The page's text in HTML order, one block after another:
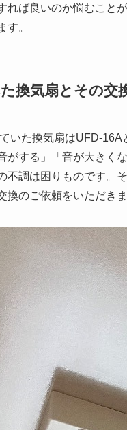
れば良いのか悩むこと
す。
換気扇とその交
いた換気扇はUFD-
がする」「音が大きく
不調は困りものです。
換のご依頼をいただきま